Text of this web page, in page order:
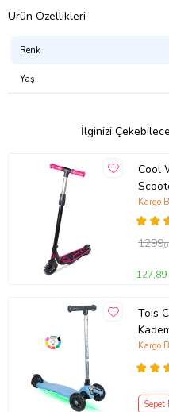
Ürün Özellikleri
Renk
Yaş
İlginizi
Cool
Kargo
1299
Tois
Kargo
Sepet